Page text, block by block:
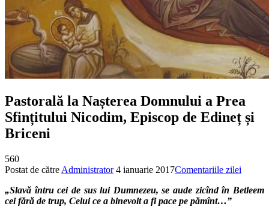
Pastorală la Nașterea Domnului a Prea
Sfințitului Nicodim, Episcop de Edineț și
Briceni
560
Postat de către Administrator 4 ianuarie 2017Comentariile zilei
„Slavă întru cei de sus lui Dumnezeu, se aude zicînd în Betleem
cei fără de trup, Celui ce a binevoit a fi pace pe pămînt…”